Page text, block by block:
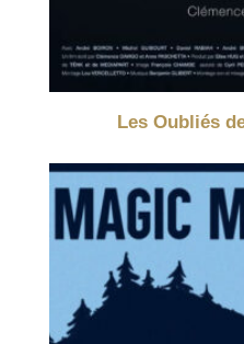
Les Oubliés